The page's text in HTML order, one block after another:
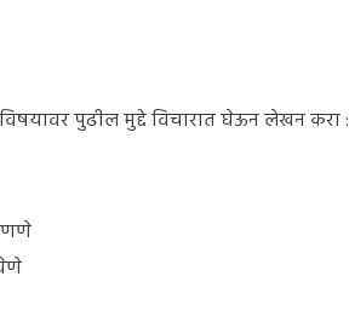
पुढील मुद्दे विचारात घेऊन लेखन करा :